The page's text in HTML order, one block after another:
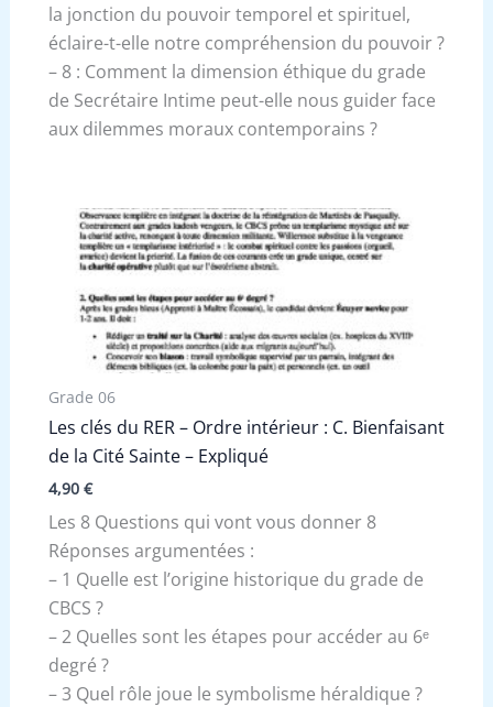
la jonction du pouvoir temporel et spirituel,
éclaire-t-elle notre compréhension du pouvoir ?
– 8 : Comment la dimension éthique du grade
de Secrétaire Intime peut-elle nous guider face
aux dilemmes moraux contemporains ?
Grade 06
Les clés du RER – Ordre intérieur : C. Bienfaisant
de la Cité Sainte – Expliqué
4,90 €
Les 8 Questions qui vont vous donner 8
Réponses argumentées :
– 1 Quelle est l’origine historique du grade de
CBCS ?
– 2 Quelles sont les étapes pour accéder au 6ᵉ
degré ?
– 3 Quel rôle joue le symbolisme héraldique ?